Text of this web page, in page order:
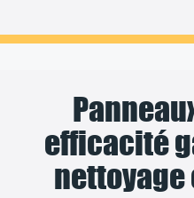
efficacité